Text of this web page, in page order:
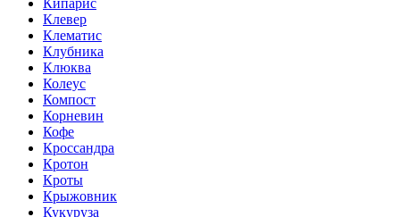
Кипарис
Клевер
Клематис
Клубника
Клюква
Колеус
Компост
Корневин
Кофе
Кроссандра
Кротон
Кроты
Крыжовник
Кукуруза